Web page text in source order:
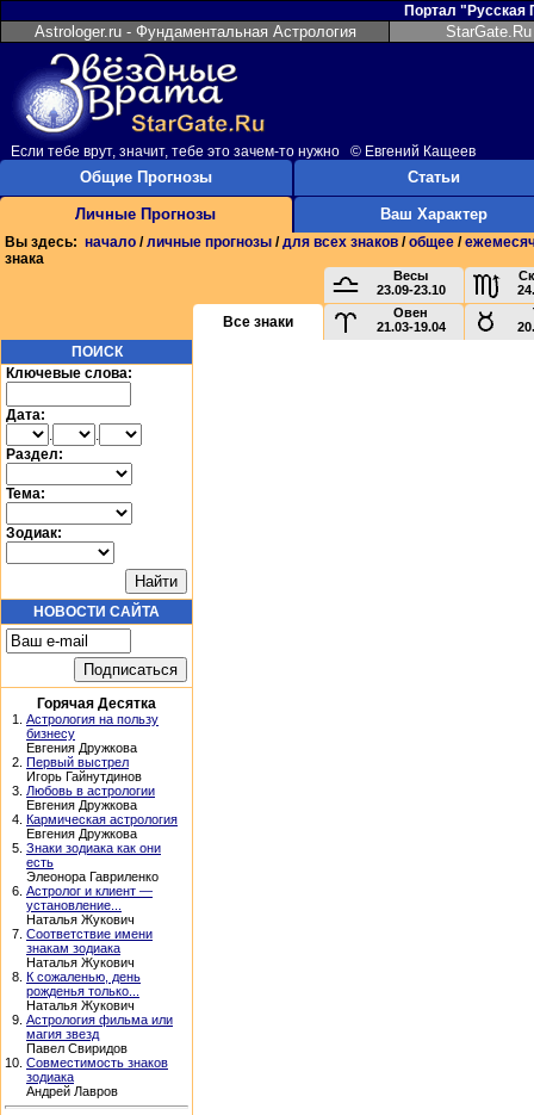
Портал "Русская
Astrologer.ru - Фундаментальная Астрология
Если тебе врут, значит, тебе это зачем-то нужно © Евгений Кащеев
Общие Прогнозы
Личные Прогнозы
Статьи
Ваш Характер
Вы здесь: начало /личные прогнозы /для всех знаков /общее /
знака
Весы
23.09-23.10
Все знаки
Овен
21.03-19.04
ПОИСК
Ключевые слова:
Дата:
.
.
Раздел:
Тема:
Зодиак:
НОВОСТИ САЙТА
Горячая Десятка
1. Астрология на пользу
бизнесу
Евгения Дружкова
2. Первый выстрел
Игорь Гайнутдинов
3. Любовь в астрологии
Евгения Дружкова
4. Кармическая астрология
Евгения Дружкова
5. Знаки зодиака как они
есть
Элеонора Гавриленко
6. Астролог и клиент —
установление...
Наталья Жукович
7. Соответствие имени
знакам зодиака
Наталья Жукович
8. К сожаленью, день
рожденья только...
Наталья Жукович
9. Астрология фильма или
магия звезд
Павел Свиридов
10. Совместимость знаков
зодиака
Андрей Лавров